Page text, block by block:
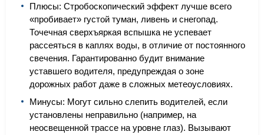
Плюсы: Стробоскопический эффект лучше всего
«пробивает» густой туман, ливень и снегопад.
Точечная сверхъяркая вспышка не успевает
рассеяться в каплях воды, в отличие от постоянного
свечения. Гарантированно будит внимание
уставшего водителя, предупреждая о зоне
дорожных работ даже в сложных метеоусловиях.
Минусы: Могут сильно слепить водителей, если
установлены неправильно (например, на
неосвещенной трассе на уровне глаз). Вызывают